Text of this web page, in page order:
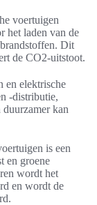
voertuigen
het laden van de
Dit
de CO2-uitstoot.
en elektrische
-distributie,
kan
is een
en groene
wordt het
en wordt de